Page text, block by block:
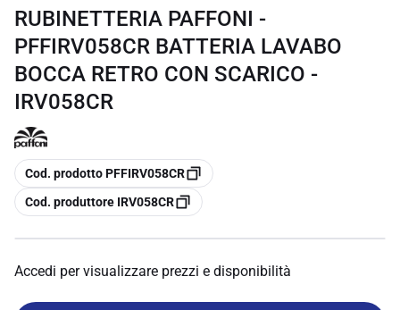
RUBINETTERIA PAFFONI -
PFFIRV058CR BATTERIA LAVABO
BOCCA RETRO CON SCARICO -
IRV058CR
copia
Cod. prodotto PFFIRV058CR
copia
Cod. produttore IRV058CR
Accedi per visualizzare prezzi e disponibilità